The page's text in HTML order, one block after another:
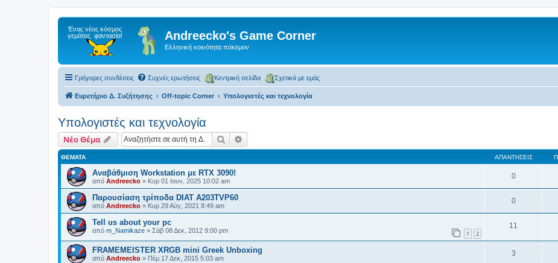
Andreecko's Game Corner
Ελληνική κοινότητα πόκεμον
Γρήγορες συνδέσεις Συχνές ερωτήσεις Κεντρική σελίδα Σχετικά με εμάς
Ευρετήριο Δ. Συζήτησης Off-topic Corner Υπολογιστές και τεχνολογία
Υπολογιστές και τεχνολογία
Νέο Θέμα Αναζήτηση
ΘΈΜΑΤΑ ΑΠΑΝΤΉΣΕΙΣ
Αναβάθμιση Workstation με RTX 3090!
από Andreecko » Κυρ 01 Ιουν, 2025 10:02 am
0
Παρουσίαση τρίποδα DIAT A203TVP60
από Andreecko » Κυρ 29 Αύγ, 2021 8:49 am
0
Tell us about your pc
από m_Namikaze » Σάβ 08 Δεκ, 2012 9:00 pm 1 2
11
FRAMEMEISTER XRGB mini Greek Unboxing
από Andreecko » Πέμ 17 Δεκ, 2015 5:03 am
3